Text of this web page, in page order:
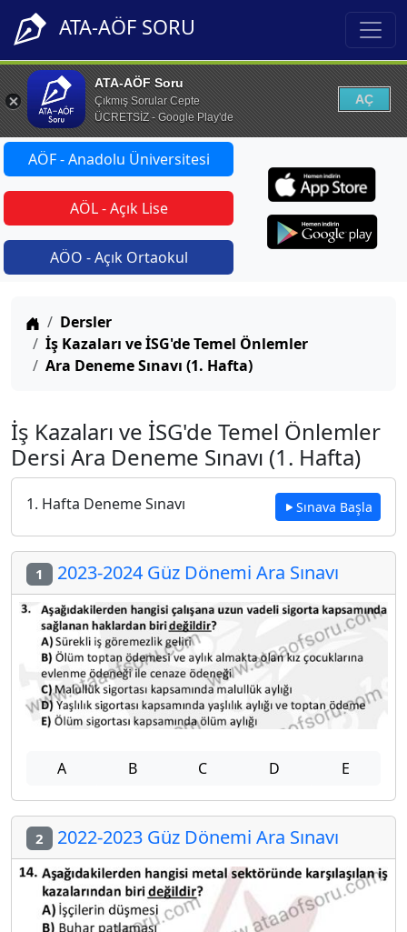
ATA-AÖF SORU
ATA-AÖF Soru
Çıkmış Sorular Cepte
ÜCRETSİZ - Google Play'de
AÇ
AÖF - Anadolu Üniversitesi
AÖL - Açık Lise
AÖO - Açık Ortaokul
Anasayfa
Dersler
İş Kazaları ve İSG'de Temel Önlemler
Ara Deneme Sınavı (1. Hafta)
İş Kazaları ve İSG'de Temel Önlemler
Dersi Ara Deneme Sınavı (1. Hafta)
1. Hafta Deneme Sınavı Sınava Başla
1 2023-2024 Güz Dönemi Ara Sınavı
A B C D E
2 2022-2023 Güz Dönemi Ara Sınavı